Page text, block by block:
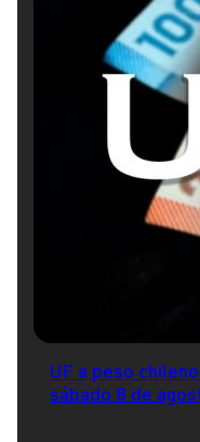
UF a peso
sábado 8 de